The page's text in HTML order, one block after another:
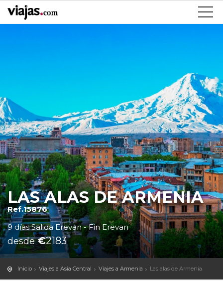
LAS ALAS DE ARMENIA
Ref.15876
9 días Salida Erevan - Fin Erevan
desde€2183
Inicio Viajes a Asia Central Viajes a Armenia Las alas de Armenia